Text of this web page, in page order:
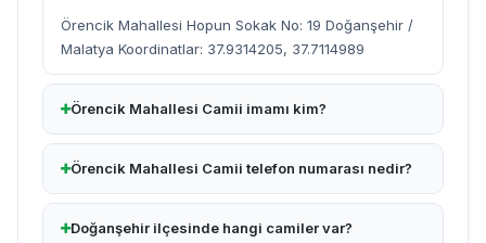
Örencik Mahallesi Hopun Sokak No: 19 Doğanşehir /
Malatya Koordinatlar: 37.9314205, 37.7114989
Örencik Mahallesi Camii imamı kim?
Örencik Mahallesi Camii telefon numarası nedir?
Doğanşehir ilçesinde hangi camiler var?